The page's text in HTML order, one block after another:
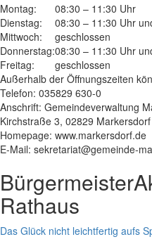
Montag:
08:30 – 11:30 Uhr
Dienstag:
08:30 – 11:30 Uhr
Mittwoch:
geschlossen
Donnerstag:08:30 – 11:30 Uhr
Freitag:
geschlossen
Außerhalb der Öffnungszeiten
Telefon: 035829 630-0
Anschrift: Gemeindeverwaltung
Kirchstraße 3, 02829 Markersdorf
Homepage: www.markersdorf.de
E-Mail: sekretariat@gemeinde-
Bürgermeister
Rathaus
Das Glück nicht leichtfertig aufs